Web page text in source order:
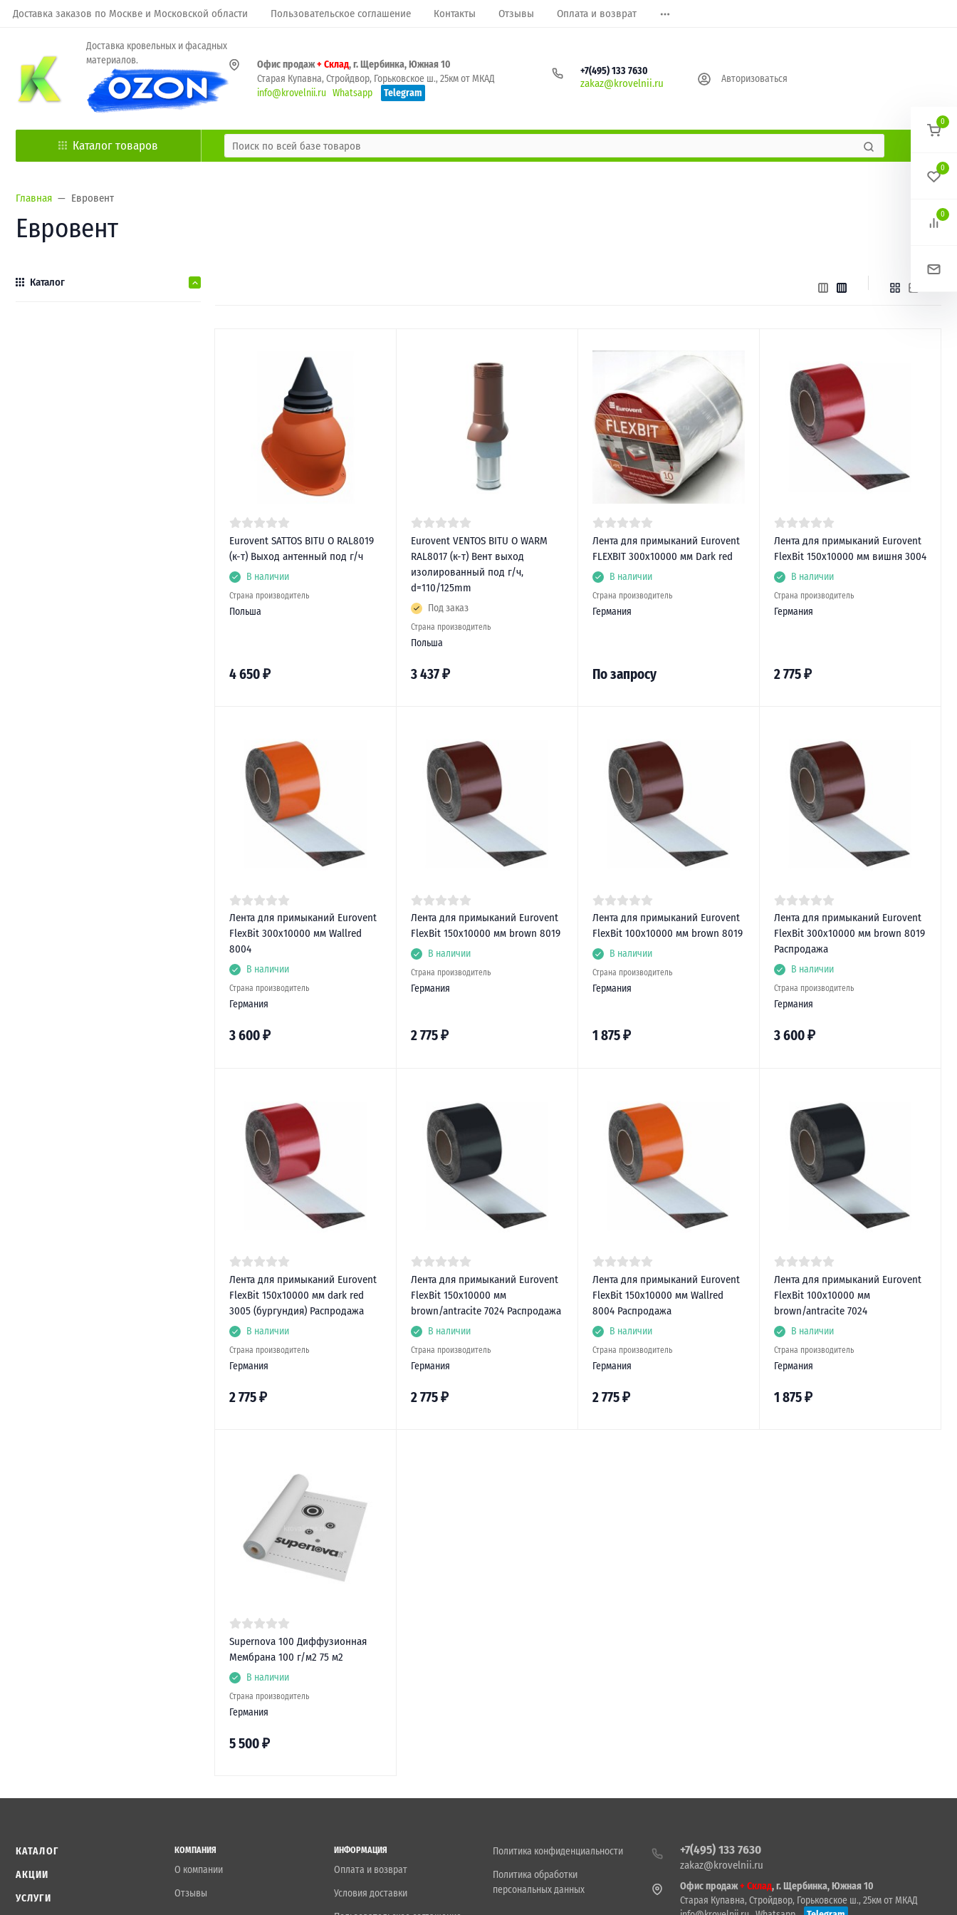
Доставка заказов по Москве и Московской области Пользовательское соглашение Контакты Отзывы Оплата и возврат
Доставка кровельных и фасадных
материалов.
Офис продаж+ Склад, г. Щербинка, Южная 10
Старая Купавна, Стройдвор, Горьковское ш., 25км от МКАД
info@krovelnii.ru Whatsapp Telegram
+7(495) 133 7630
zakaz@krovelnii.ru Авторизоваться
Каталог товаров
Главная Евровент
Евровент
Каталог
Eurovent SATTOS BITU O RAL8019
(к-т) Выход антенный под г/ч
В наличии
Страна производитель
Польша
4 650₽
Eurovent VENTOS BITU O WARM
RAL8017 (к-т) Вент выход
изолированный под г/ч,
d=110/125mm
Под заказ
Страна производитель
Польша
3 437₽
Лента для примыканий Eurovent
FLEXBIT 300х10000 мм Dark red
В наличии
Страна производитель
Германия
По запросу
Лента для примыканий Eurovent
FlexBit 150х10000 мм вишня 3004
В наличии
Страна производитель
Германия
2 775₽
Лента для примыканий Eurovent
FlexBit 300х10000 мм Wallred
8004
В наличии
Страна производитель
Германия
3 600₽
Лента для примыканий Eurovent
FlexBit 150х10000 мм brown 8019
В наличии
Страна производитель
Германия
2 775₽
Лента для примыканий Eurovent
FlexBit 100х10000 мм brown 8019
В наличии
Страна производитель
Германия
1 875₽
Лента для примыканий Eurovent
FlexBit 300х10000 мм brown 8019
Распродажа
В наличии
Страна производитель
Германия
3 600₽
Лента для примыканий Eurovent
FlexBit 150х10000 мм dark red
3005 (бургундия) Распродажа
В наличии
Страна производитель
Германия
2 775₽
Лента для примыканий Eurovent
FlexBit 150х10000 мм
brown/antracite 7024 Распродажа
В наличии
Страна производитель
Германия
2 775₽
Лента для примыканий Eurovent
FlexBit 150х10000 мм Wallred
8004 Распродажа
В наличии
Страна производитель
Германия
2 775₽
Лента для примыканий Eurovent
FlexBit 100х10000 мм
brown/antracite 7024
В наличии
Страна производитель
Германия
1 875₽
Supernova 100 Диффузионная
Мембрана 100 г/м2 75 м2
В наличии
Страна производитель
Германия
5 500₽
КАТАЛОГ
АКЦИИ
УСЛУГИ
КОМПАНИЯ
О компании
Отзывы
ИНФОРМАЦИЯ
Оплата и возврат
Условия доставки
Политика конфиденциальности
Политика обработки
персональных данных
+7(495) 133 7630
zakaz@krovelnii.ru
Офис продаж+ Склад, г. Щербинка, Южная 10
Старая Купавна, Стройдвор, Горьковское ш., 25км от МКАД
0
0
0